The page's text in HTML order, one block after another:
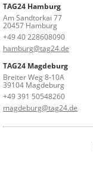
TAG24 Hamburg
Am Sandtorkai 77
20457 Hamburg
+49 40 228608090
hamburg@tag24.de
TAG24 Magdeburg
Breiter Weg 8-10A
39104 Magdeburg
+49 391 50548260
magdeburg@tag24.de